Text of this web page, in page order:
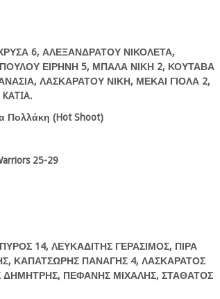
6, ΑΛΕΞΑΝΔΡΑΤΟΥ ΝΙΚΟΛΕΤΑ,
ΕΙΡΗΝΗ 5, ΜΠΑΛΑ ΝΙΚΗ 2, ΚΟΥΤΑΒΑ
ΛΑΣΚΑΡΑΤΟΥ ΝΙΚΗ, ΜΕΚΑΙ ΓΙΟΛΑ 2,
KATIA.
Πολλάκη (Hot Shoot)
25-29
14, ΛΕΥΚΑΔΙΤΗΣ ΓΕΡΑΣΙΜΟΣ, ΠΙΡΑ
ΚΑΠΑΤΣΩΡΗΣ ΠΑΝΑΓΗΣ 4, ΛΑΣΚΑΡΑΤΟΣ
ΠΕΦΑΝΗΣ ΜΙΧΑΛΗΣ, ΣΤΑΘΑΤΟΣ